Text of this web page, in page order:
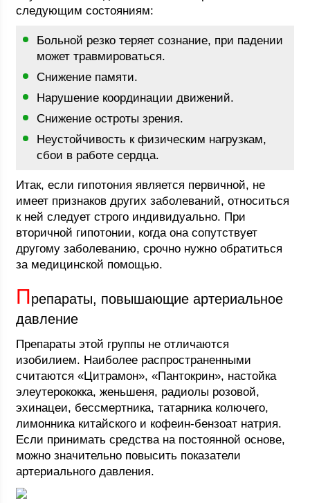
следующим состояниям:
Больной резко теряет сознание, при падении
может травмироваться.
Снижение памяти.
Нарушение координации движений.
Снижение остроты зрения.
Неустойчивость к физическим нагрузкам,
сбои в работе сердца.
Итак, если гипотония является первичной, не
имеет признаков других заболеваний, относиться
к ней следует строго индивидуально. При
вторичной гипотонии, когда она сопутствует
другому заболеванию, срочно нужно обратиться
за медицинской помощью.
Препараты, повышающие артериальное
давление
Препараты этой группы не отличаются
изобилием. Наиболее распространенными
считаются «Цитрамон», «Пантокрин», настойка
элеутерококка, женьшеня, радиолы розовой,
эхинацеи, бессмертника, татарника колючего,
лимонника китайского и кофеин-бензоат натрия.
Если принимать средства на постоянной основе,
можно значительно повысить показатели
артериального давления.